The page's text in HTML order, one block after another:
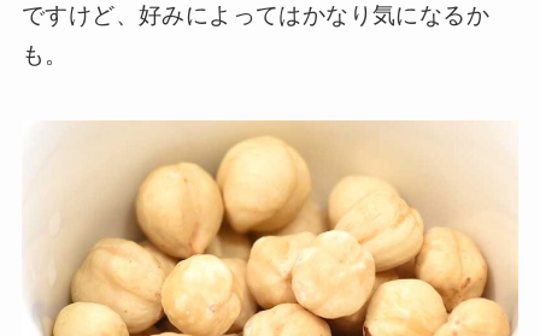
ですけど、好みによってはかなり気になるか
も。